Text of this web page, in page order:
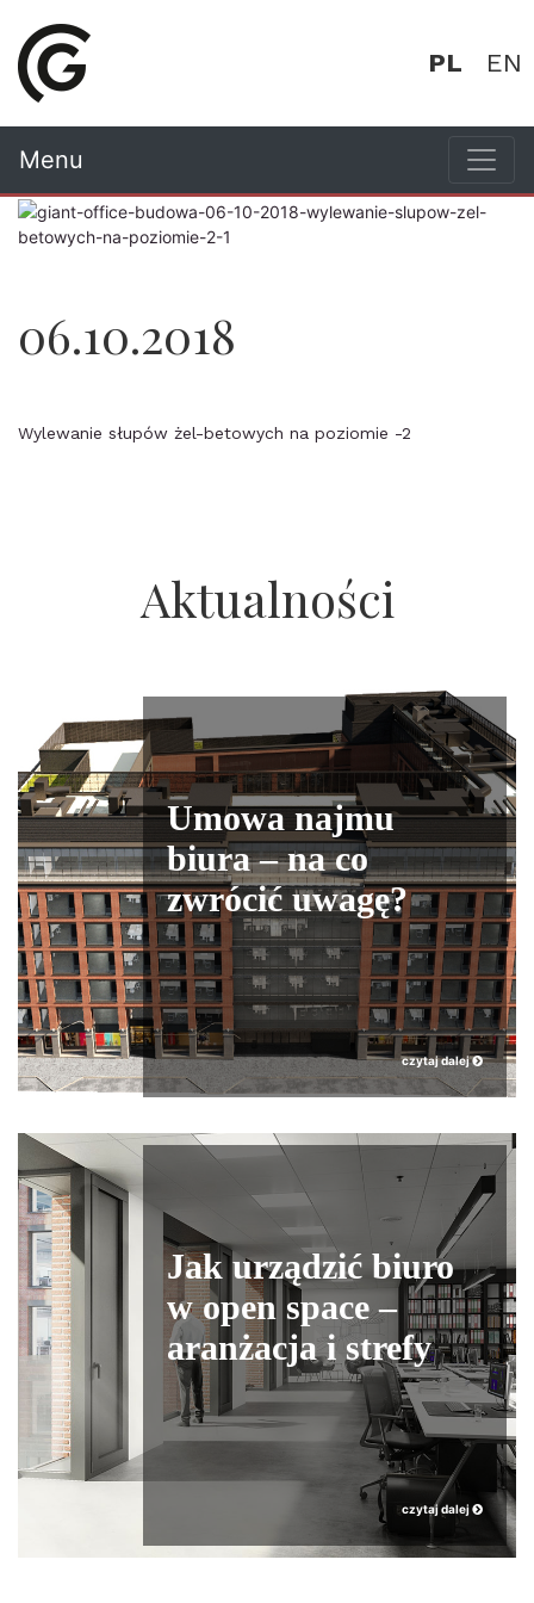
Menu
PL EN
06.10.2018
Wylewanie słupów żel-betowych na poziomie -2
Aktualności
Umowa najmu
biura – na co
zwrócić uwagę?
czytaj dalej
Jak urządzić biuro
w open space –
aranżacja i strefy
czytaj dalej